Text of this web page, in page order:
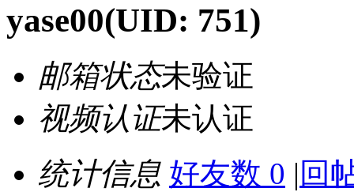
yase00(UID: 751)
邮箱状态未验证
视频认证未认证
统计信息 好友数 0 | 回